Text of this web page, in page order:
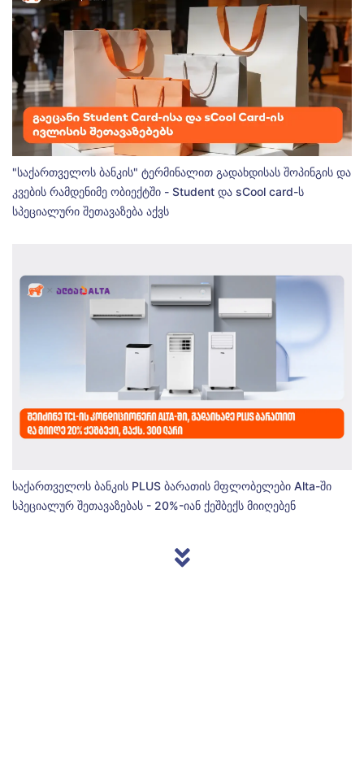
"საქართველოს ბანკის" ტერმინალით გადახდისას შოპინგის და
კვების რამდენიმე ობიექტში - Student და sCool card-ს
სპეციალური შეთავაზება აქვს
საქართველოს ბანკის PLUS ბარათის მფლობელები Alta-ში
სპეციალურ შეთავაზებას - 20%-იან ქეშბექს მიიღებენ